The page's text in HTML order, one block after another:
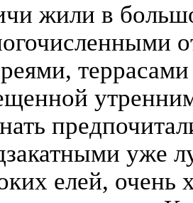
жили в
уже
елей, очень